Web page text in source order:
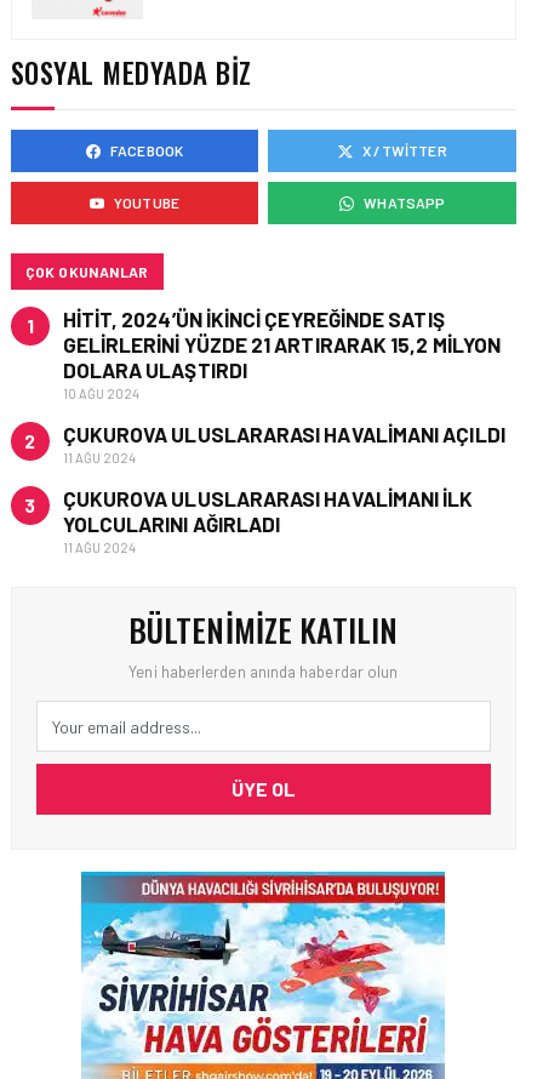
SÜRDÜRÜLEBILIRLIK IÇIN
İŞ BIRLIĞI!
HAVAYOLU • 05 AĞU 2026
AIR ASTANA’DAN 2026
SOSYAL MEDYADA BIZ
FACEBOOK X / TWITTER
YOUTUBE WHATSAPP
ÇOK OKUNANLAR
1
HITIT, 2024’ÜN IKINCI ÇEYREĞINDE SATIŞ
GELIRLERINI YÜZDE 21 ARTIRARAK 15,2 MILYON
DOLARA ULAŞTIRDI
10 AĞU 2024
2 ÇUKUROVA ULUSLARARASI HAVALIMANI AÇILDI
11 AĞU 2024
3
ÇUKUROVA ULUSLARARASI HAVALIMANI İLK
YOLCULARINI AĞIRLADI
11 AĞU 2024
BÜLTENIMIZE KATILIN
Yeni haberlerden anında haberdar olun
ÜYE OL